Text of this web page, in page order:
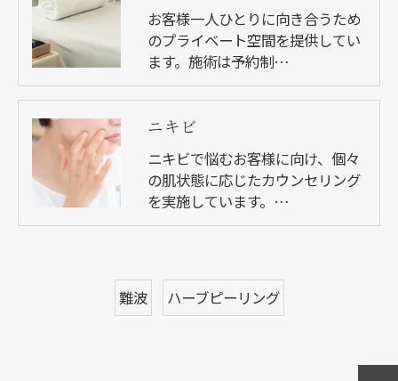
お客様一人ひとりに向き合うため
のプライベート空間を提供してい
ます。施術は予約制…
ニキビ
ニキビで悩むお客様に向け、個々
の肌状態に応じたカウンセリング
を実施しています。…
難波 ハーブピーリング